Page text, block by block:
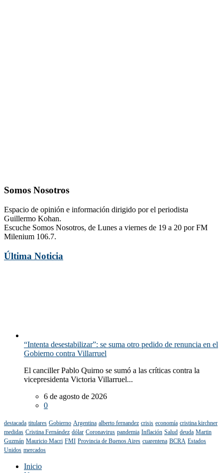
Somos Nosotros
Espacio de opinión e información dirigido por el periodista
Guillermo Kohan.
Escuche Somos Nosotros, de Lunes a viernes de 19 a 20 por FM
Milenium 106.7.
Última Noticia
“Intenta desestabilizar”: se suma otro pedido de renuncia en el
Gobierno contra Villarruel
El canciller Pablo Quirno se sumó a las críticas contra la
vicepresidenta Victoria Villarruel...
6 de agosto de 2026
0
destacada titulares Gobierno Argentina alberto fernandez crisis economía cristina kirchner
medidas Cristina Fernández dólar Coronavirus pandemia Inflación Salud deuda Martin
Guzmán Mauricio Macri FMI Provincia de Buenos Aires cuarentena BCRA Estados
Unidos mercados
Inicio